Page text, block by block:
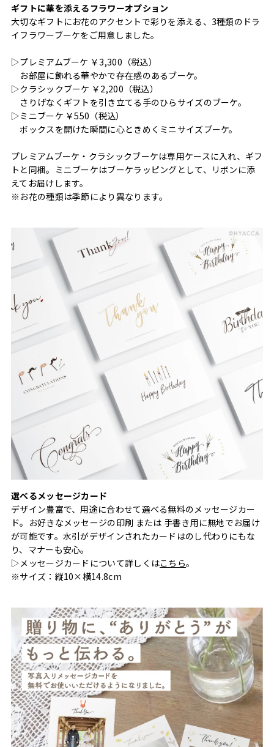
ギフトに華を添えるフラワーオプション
大切なギフトにお花のアクセントで彩りを添える、3種類のドラ
イフラワーブーケをご用意しました。
▷プレミアムブーケ ￥3,300（税込）
お部屋に飾れる華やかで存在感のあるブーケ。
▷クラシックブーケ ￥2,200（税込）
さりげなくギフトを引き立てる手のひらサイズのブーケ。
▷ミニブーケ ￥550（税込）
ボックスを開けた瞬間に心ときめくミニサイズブーケ。
プレミアムブーケ・クラシックブーケは専用ケースに入れ、ギフ
トと同梱。ミニブーケはブーケラッピングとして、リボンに添
えてお届けします。
※お花の種類は季節により異なります。
選べるメッセージカード
デザイン豊富で、用途に合わせて選べる無料のメッセージカー
ド。お好きなメッセージの印刷 または 手書き用に無地でお届け
が可能です。水引がデザインされたカードはのし代わりにもな
り、マナーも安心。
▷メッセージカードについて詳しくはこちら。
※サイズ：縦10×横14.8cm